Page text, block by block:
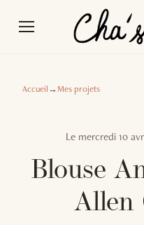
Accueil→Mes projets
Le mercredi 10
Blouse
Allen